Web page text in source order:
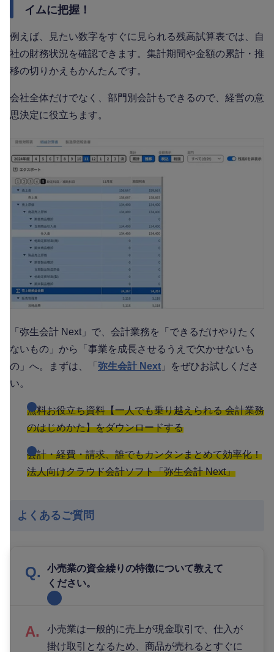
イムに把握！
例えば、見たい数字をすぐに見られる残高試算表では、自
社の財務状況を確認できます。集計期間や金額の累計・推
移の切りかえもかんたんです。
会社全体だけでなく、部門別会計もできるので、経営の意
思決定に役立ちます。
「弥生会計 Next」で、会計業務を「できるだけやりたく
ないもの」から「事業を成長させるうえで欠かせないも
の」へ。まずは、「 弥生会計 Next 」をぜひお試しくださ
い。
無料お役立ち資料【一人でも乗り越えられる 会計業務
のはじめかた】をダウンロードする
会計・経費・請求、誰でもカンタンまとめて効率化！
法人向けクラウド会計ソフト「弥生会計 Next」
よくあるご質問
小売業の資金繰りの特徴について教えて
ください。
小売業は一般的に売上が現金取引で、仕入が
掛け取引となるため、商品が売れるとすぐに